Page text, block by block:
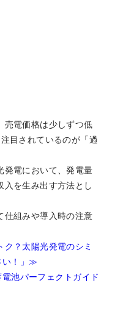
売電価格は少しずつ低
目されているのが「過
発電において、発電量
を生み出す方法とし
仕組みや導入時の注意
ク？太陽光発電のシミ
い！」≫